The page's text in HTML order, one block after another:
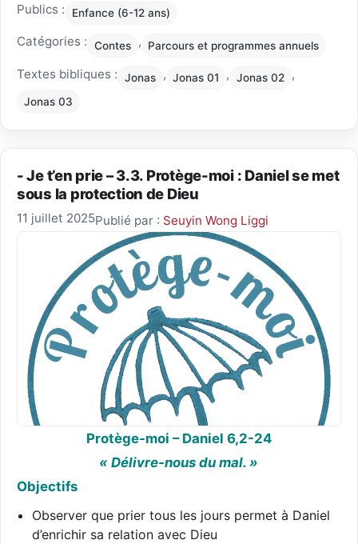
Publics : Enfance (6-12 ans)
Catégories : Contes , Parcours et programmes annuels
Textes bibliques : Jonas , Jonas 01 , Jonas 02 ,
Jonas 03
- Je t’en prie – 3.3. Protège-moi : Daniel se met
sous la protection de Dieu
11 juillet 2025Publié par : Seuyin Wong Liggi
Protège-moi – Daniel 6,2-24
« Délivre-nous du mal. »
Objectifs
Observer que prier tous les jours permet à Daniel
d’enrichir sa relation avec Dieu